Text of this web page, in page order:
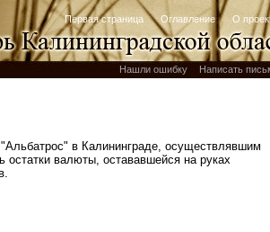
Первая страница Оглавление О
Нашли ошибку Написать
в Калининграде, осуществлявшим
остатки валюты, остававшейся на руках